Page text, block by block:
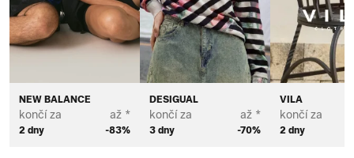
NEW BALANCE
končí za
2 dny
až *
-83%
DESIGUAL
končí za
3 dny
až *
-70%
VILA
končí za
2 dny